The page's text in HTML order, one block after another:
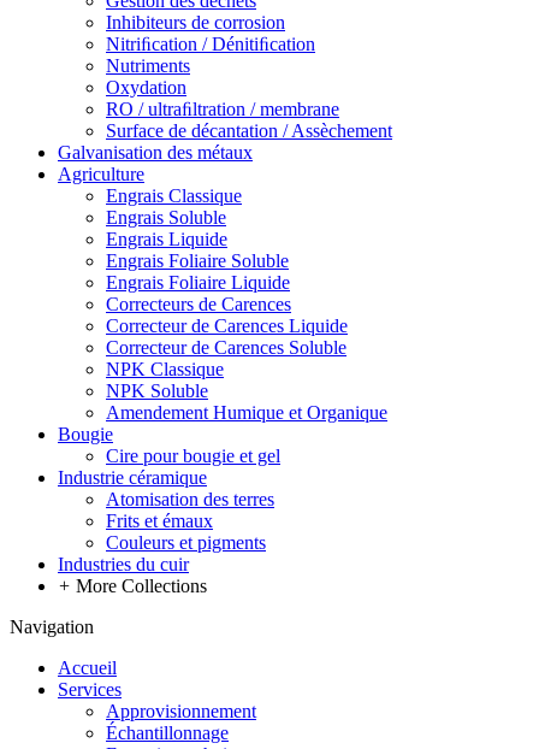
Inhibiteurs de corrosion
Nitriﬁcation / Dénitiﬁcation
Nutriments
Oxydation
RO / ultraﬁltration / membrane
Surface de décantation / Assèchement
Galvanisation des métaux
Agriculture
Engrais Classique
Engrais Soluble
Engrais Liquide
Engrais Foliaire Soluble
Engrais Foliaire Liquide
Correcteurs de Carences
Correcteur de Carences Liquide
Correcteur de Carences Soluble
NPK Classique
NPK Soluble
Amendement Humique et Organique
Bougie
Cire pour bougie et gel
Industrie céramique
Atomisation des terres
Frits et émaux
Couleurs et pigments
Industries du cuir
+ More Collections
Navigation
Accueil
Services
Approvisionnement
Échantillonnage